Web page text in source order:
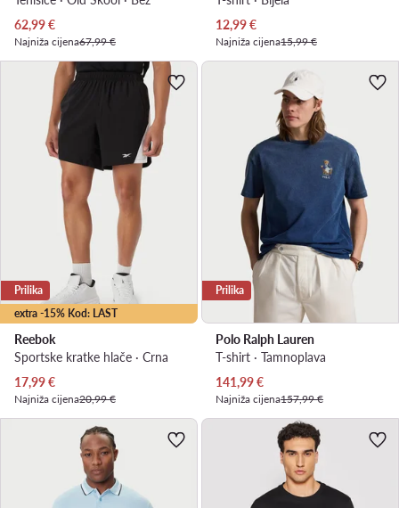
Trenutna cijena
62,99€
Najniža cijena67,99 €
Trenutna cijena
12,99€
Najniža cijena15,99 €
extra -15% Kod: LAST
Prilika
Reebok
Sportske kratke hlače · Crna
Trenutna cijena
17,99€
Najniža cijena20,99 €
Prilika
Polo Ralph Lauren
T-shirt · Tamnoplava
Trenutna cijena
141,99€
Najniža cijena157,99 €